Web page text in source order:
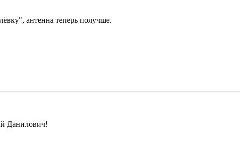
антенна теперь получше.
Данилович!